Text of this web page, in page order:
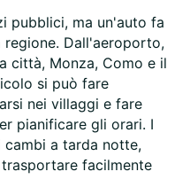
pubblici, ma un'auto fa
Dall'aeroporto,
città, Monza, Como e il
si può fare
nei villaggi e fare
pianificare gli orari. I
a tarda notte,
facilmente